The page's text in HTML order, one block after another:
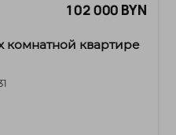
102 000 BYN
комнатной квартире